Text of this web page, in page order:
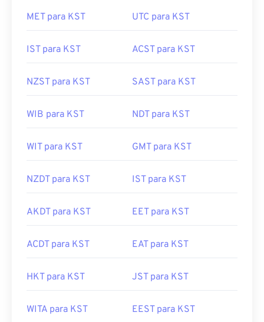
MET para KST UTC para KST
IST para KST ACST para KST
NZST para KST SAST para KST
WIB para KST NDT para KST
WIT para KST GMT para KST
NZDT para KST IST para KST
AKDT para KST EET para KST
ACDT para KST EAT para KST
HKT para KST JST para KST
WITA para KST EEST para KST